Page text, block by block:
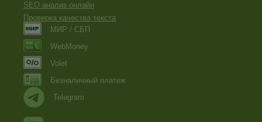
SEO анализ онлайн
Проверка качества текста
МИР / СБП
WebMoney
Volet
Безналичный платеж
Telegram